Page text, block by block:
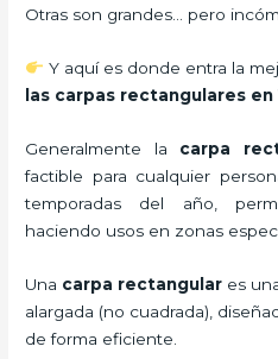
Otras son grandes… pero
Y aquí es donde entra la
las carpas rectangulares
Generalmente la carpa
factible para cualquier
temporadas del año,
haciendo usos en zonas
Una carpa rectangular es
alargada (no cuadrada),
de forma eficiente.